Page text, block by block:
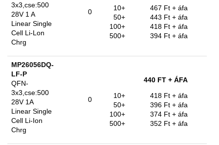
3x3,cse:500
28V 1 A
Linear Single
Cell Li-Lon
Chrg
0
10+
467 Ft + áfa
50+
443 Ft + áfa
100+
418 Ft + áfa
500+
394 Ft + áfa
MP26056DQ-
LF-P
QFN-
3x3,cse:500
28V 1A
Linear Single
Cell Li-Ion
Chrg
0
440 FT + ÁFA
10+
418 Ft + áfa
50+
396 Ft + áfa
100+
374 Ft + áfa
500+
352 Ft + áfa